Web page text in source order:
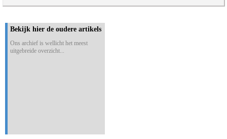
Bekijk hier de oudere artikels
Ons archief is wellicht het meest
uitgebreide overzicht...